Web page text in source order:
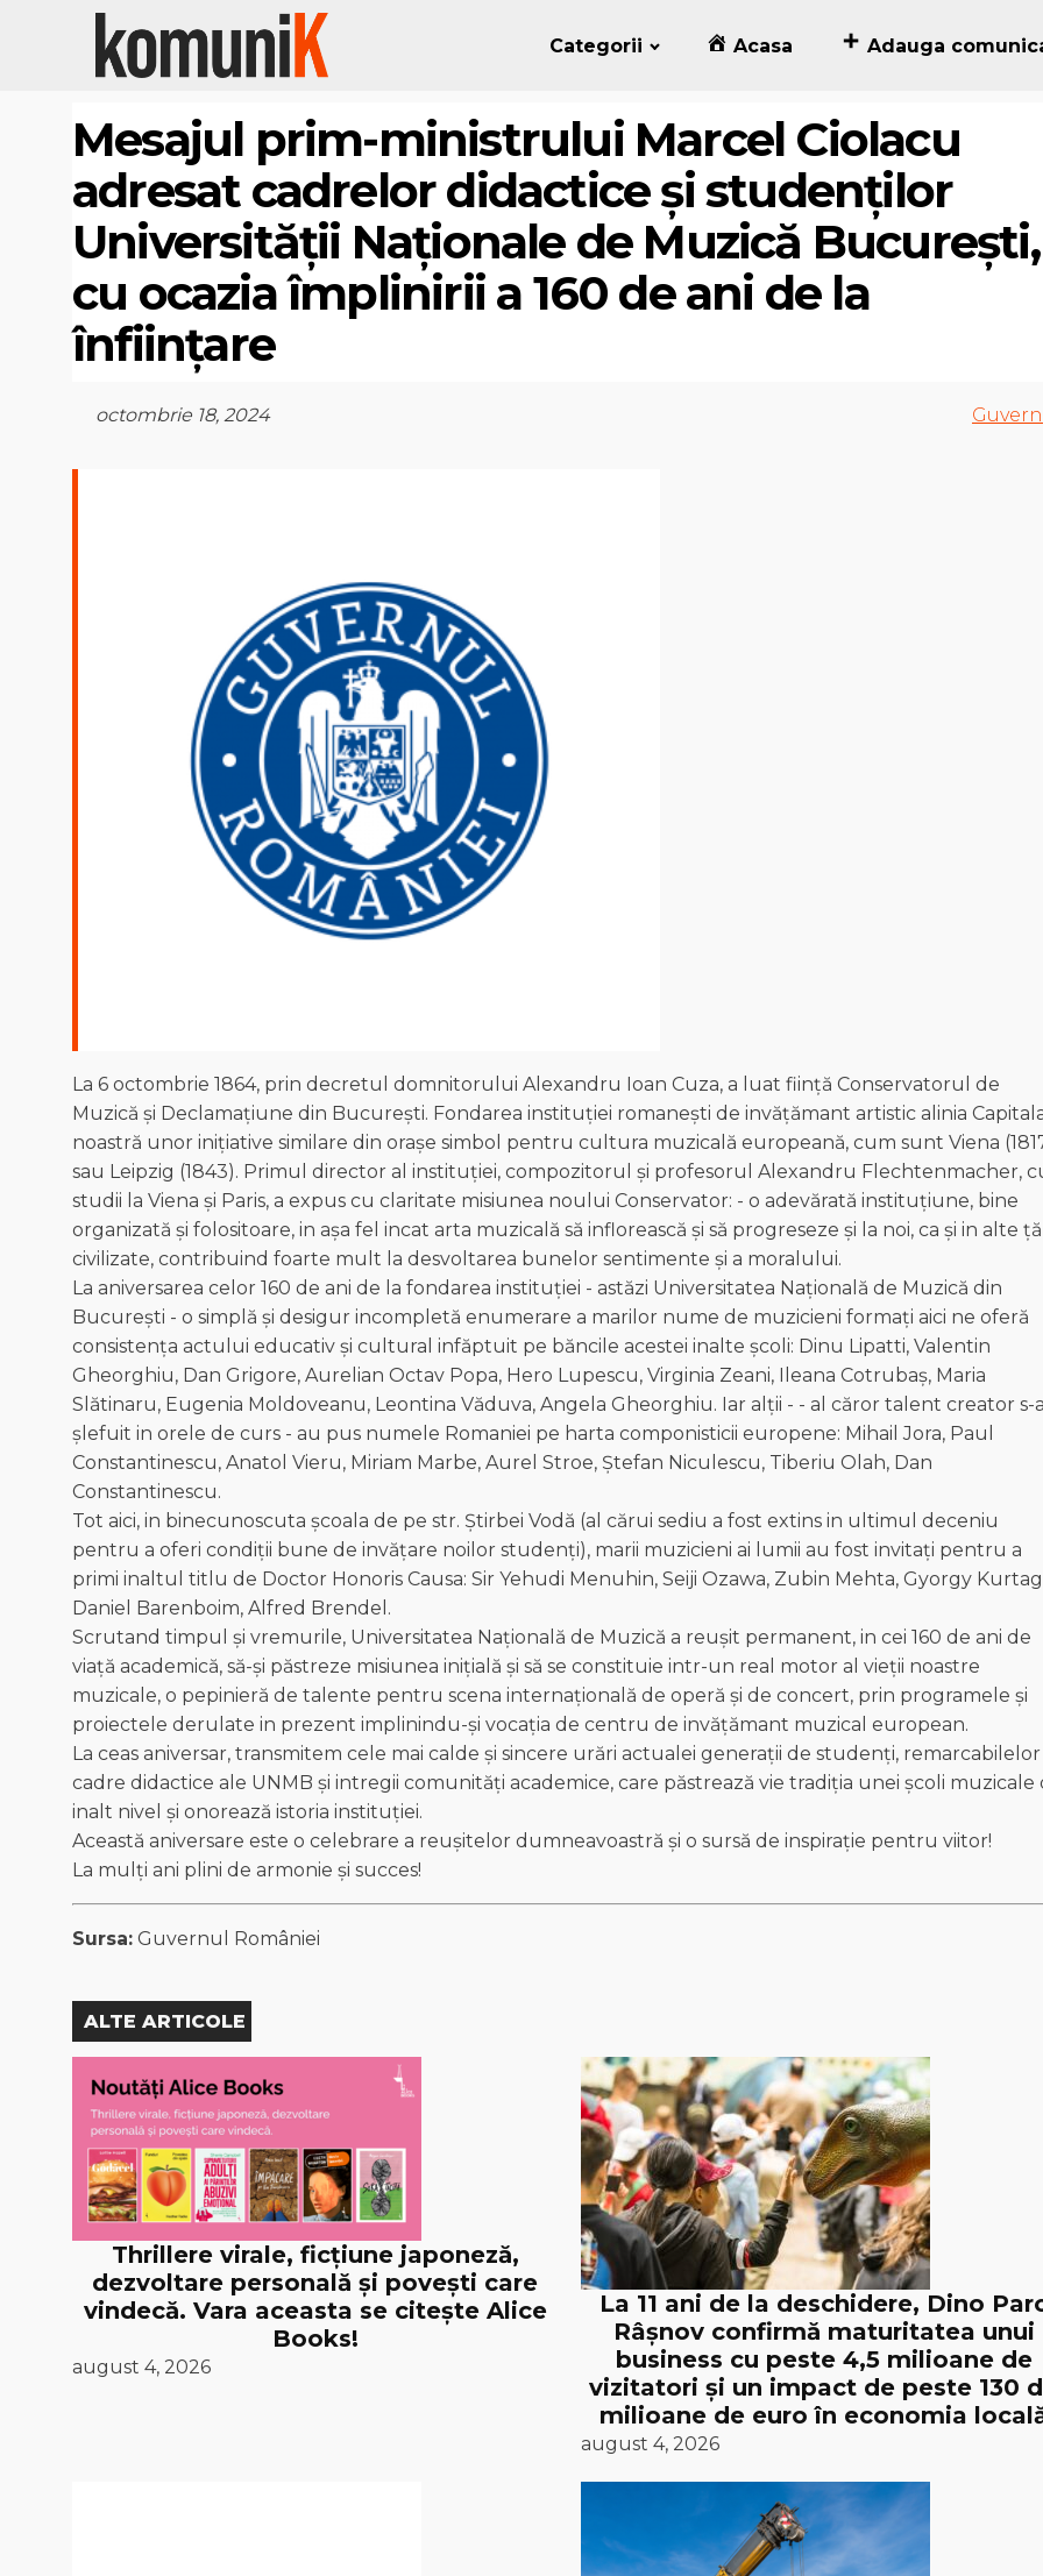
Categorii Acasa Adauga
Mesajul prim-ministrului Marcel Ciolacu
adresat cadrelor didactice și studenților
Universității Naționale de Muzică București,
cu ocazia împlinirii a 160 de ani de la
înființare
octombrie 18, 2024 Guvern
La 6 octombrie 1864, prin decretul domnitorului Alexandru Ioan Cuza, a luat ființă Conservatorul de
Muzică şi Declamaţiune din București. Fondarea instituției romanești de invățămant artistic alinia
noastră unor inițiative similare din orașe simbol pentru cultura muzicală europeană, cum sunt Viena
sau Leipzig (1843). Primul director al instituției, compozitorul și profesorul Alexandru Flechtenmacher,
studii la Viena și Paris, a expus cu claritate misiunea noului Conservator: - o adevărată instituţiune, bine
organizată şi folositoare, in așa fel incat arta muzicală să inflorească şi să progreseze şi la noi, ca şi in alte
civilizate, contribuind foarte mult la desvoltarea bunelor sentimente şi a moralului.
La aniversarea celor 160 de ani de la fondarea instituției - astăzi Universitatea Națională de Muzică din
București - o simplă și desigur incompletă enumerare a marilor nume de muzicieni formați aici ne oferă
consistența actului educativ și cultural infăptuit pe băncile acestei inalte școli: Dinu Lipatti, Valentin
Gheorghiu, Dan Grigore, Aurelian Octav Popa, Hero Lupescu, Virginia Zeani, Ileana Cotrubaș, Maria
Slătinaru, Eugenia Moldoveanu, Leontina Văduva, Angela Gheorghiu. Iar alții - - al căror talent creator s-a
șlefuit in orele de curs - au pus numele Romaniei pe harta componisticii europene: Mihail Jora, Paul
Constantinescu, Anatol Vieru, Miriam Marbe, Aurel Stroe, Ştefan Niculescu, Tiberiu Olah, Dan
Constantinescu.
Tot aici, in binecunoscuta școala de pe str. Știrbei Vodă (al cărui sediu a fost extins in ultimul deceniu
pentru a oferi condiții bune de invățare noilor studenți), marii muzicieni ai lumii au fost invitați pentru a
primi inaltul titlu de Doctor Honoris Causa: Sir Yehudi Menuhin, Seiji Ozawa, Zubin Mehta, Gyorgy
Daniel Barenboim, Alfred Brendel.
Scrutand timpul și vremurile, Universitatea Națională de Muzică a reușit permanent, in cei 160 de ani de
viață academică, să-și păstreze misiunea inițială și să se constituie intr-un real motor al vieții noastre
muzicale, o pepinieră de talente pentru scena internațională de operă și de concert, prin programele și
proiectele derulate in prezent implinindu-și vocația de centru de invățămant muzical european.
La ceas aniversar, transmitem cele mai calde și sincere urări actualei generații de studenți, remarcabilelor
cadre didactice ale UNMB și intregii comunități academice, care păstrează vie tradiția unei școli muzicale
inalt nivel și onorează istoria instituției.
Această aniversare este o celebrare a reușitelor dumneavoastră și o sursă de inspirație pentru viitor!
La mulți ani plini de armonie și succes!
Sursa: Guvernul României
ALTE ARTICOLE
Thrillere virale, ficțiune japoneză,
dezvoltare personală și povești care
vindecă. Vara aceasta se citește Alice
Books!
august 4, 2026
La 11 ani de la deschidere, Dino
Râșnov confirmă maturitatea unui
business cu peste 4,5 milioane de
vizitatori și un impact de peste 130
milioane de euro în economia
august 4, 2026